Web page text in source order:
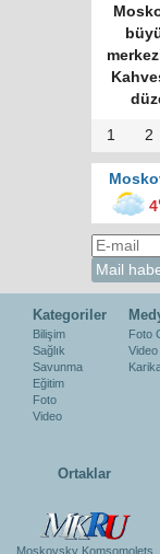
1 2
Kategoriler
Bilişim
Sağlık
Savunma
Eğitim
Foto
Video
Foto
Ortaklar
Moskovsky Komsomolets